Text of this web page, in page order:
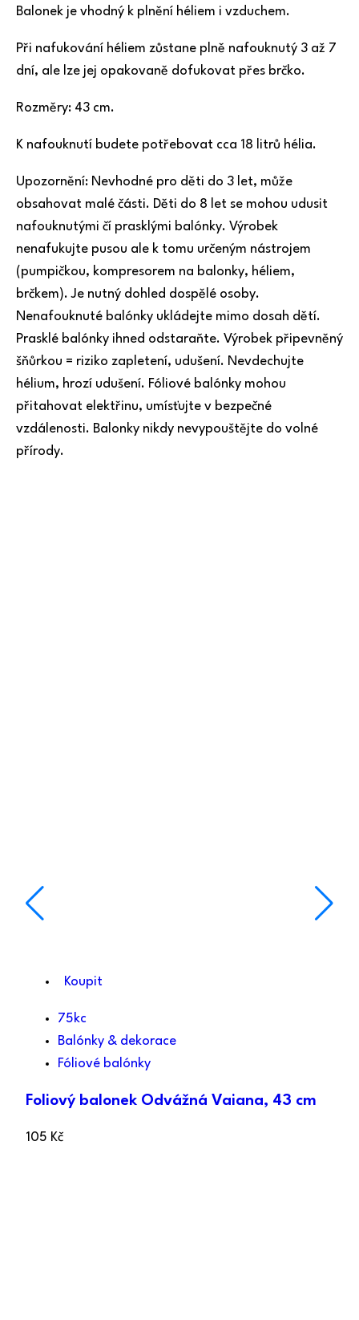
Balonek je vhodný k plnění héliem i vzduchem.
Při nafukování héliem zůstane plně nafouknutý 3 až 7
dní, ale lze jej opakovaně dofukovat přes brčko.
Rozměry: 43 cm.
K nafouknutí budete potřebovat cca 18 litrů hélia.
Upozornění: Nevhodné pro děti do 3 let, může
obsahovat malé části. Děti do 8 let se mohou udusit
nafouknutými čí prasklými balónky. Výrobek
nenafukujte pusou ale k tomu určeným nástrojem
(pumpičkou, kompresorem na balonky, héliem,
brčkem). Je nutný dohled dospělé osoby.
Nenafouknuté balónky ukládejte mimo dosah dětí.
Prasklé balónky ihned odstaraňte. Výrobek připevněný
šňůrkou = riziko zapletení, udušení. Nevdechujte
hélium, hrozí udušení. Fóliové balónky mohou
přitahovat elektřinu, umísťujte v bezpečné
vzdálenosti. Balonky nikdy nevypouštějte do volné
přírody.
Koupit
75kc
Balónky & dekorace
Fóliové balónky
Foliový balonek Odvážná Vaiana, 43 cm
105 Kč